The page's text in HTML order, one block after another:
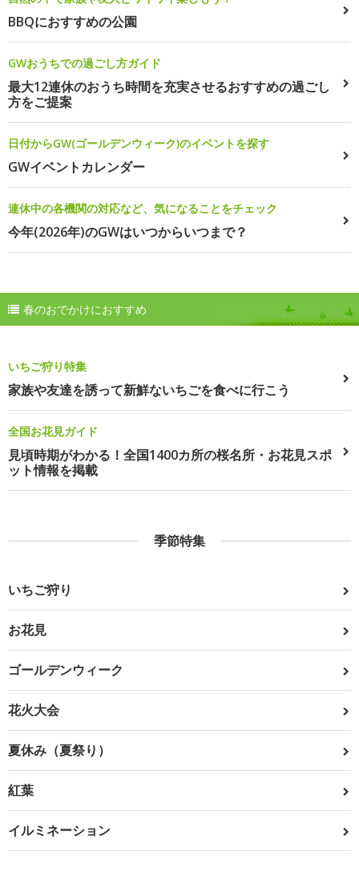
BBQにおすすめの公園
GWおうちでの過ごし方ガイド
最大12連休のおうち時間を充実させるおすすめの過ごし
方をご提案
日付からGW(ゴールデンウィーク)のイベントを探す
GWイベントカレンダー
連休中の各機関の対応など、気になることをチェック
今年(2026年)のGWはいつからいつまで？
春のおでかけにおすすめ
いちご狩り特集
家族や友達を誘って新鮮ないちごを食べに行こう
全国お花見ガイド
見頃時期がわかる！全国1400カ所の桜名所・お花見スポ
ット情報を掲載
季節特集
いちご狩り
お花見
ゴールデンウィーク
花火大会
夏休み（夏祭り）
紅葉
イルミネーション